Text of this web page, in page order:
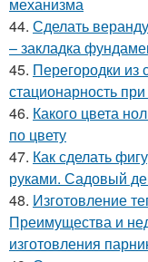
44. Сделать
– закладка
45. Перегородки из
стационарность
46. Какого цвета
по цвету
47. Как сделать
руками. Садовый
48. Изготовление
Преимущества и
изготовления